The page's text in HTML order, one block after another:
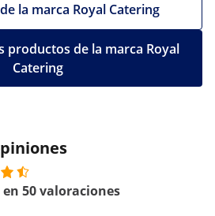
la marca Royal Catering
productos de la marca Royal
Catering
en 50 valoraciones